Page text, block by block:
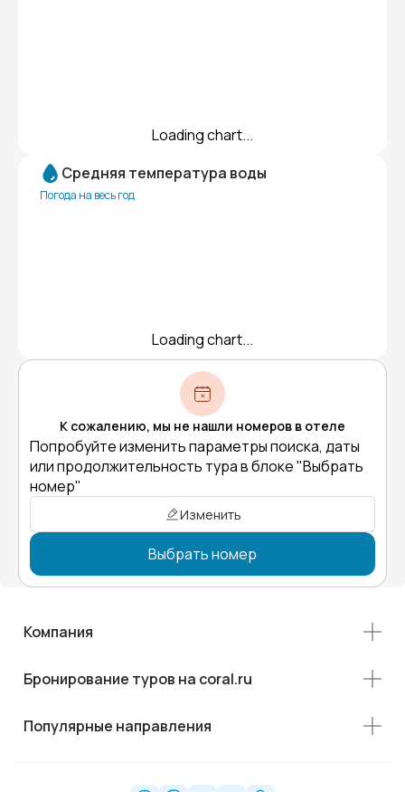
Loading chart...
Средняя температура воды
Погода на весь год
Loading chart...
К сожалению, мы не нашли номеров в отеле
Попробуйте изменить параметры поиска, даты
или продолжительность тура в блоке "Выбрать
номер"
Изменить
Выбрать номер
Компания
Бронирование туров на coral.ru
Популярные направления